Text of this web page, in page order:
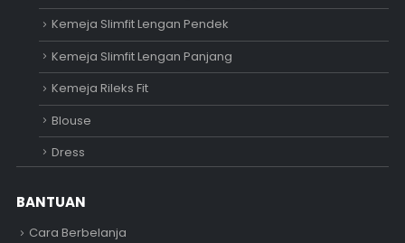
Kemeja Slimfit Lengan Pendek
Kemeja Slimfit Lengan Panjang
Kemeja Rileks Fit
Blouse
Dress
BANTUAN
Cara Berbelanja